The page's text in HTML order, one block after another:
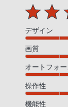
デザイン
画質
オートフォー
操作性
機能性